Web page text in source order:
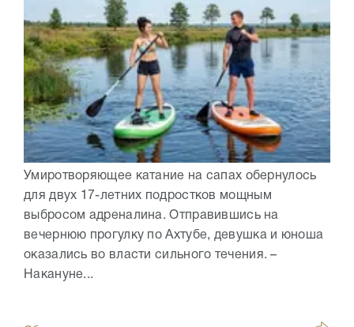
Умиротворяющее катание на сапах обернулось
для двух 17-летних подростков мощным
выбросом адреналина. Отправившись на
вечернюю прогулку по Ахтубе, девушка и юноша
оказались во власти сильного течения. –
Накануне...